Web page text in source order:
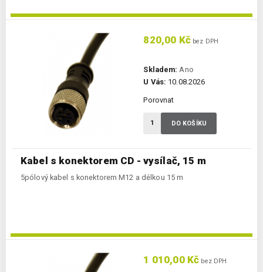
Kabel s konektorem CD - vysílač, 15 m
5pólový kabel s konektorem M12 a délkou 15 m
820,00 Kč bez DPH
Skladem: Ano
U Vás: 10.08.2026
Porovnat
DO KOŠÍKU
1 010,00 Kč bez DPH